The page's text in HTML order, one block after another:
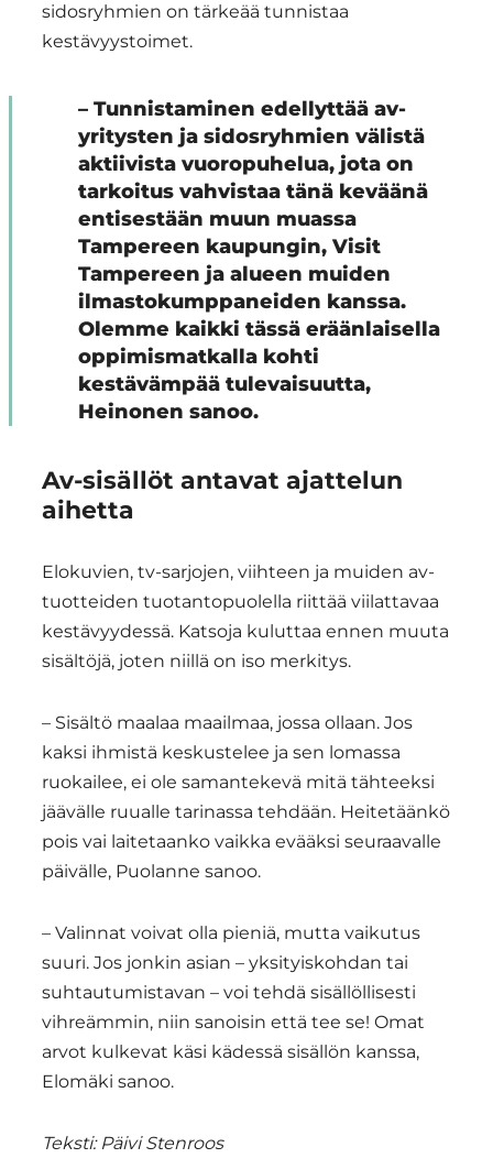
sidosryhmien on tärkeää tunnistaa
kestävyystoimet.
– Tunnistaminen edellyttää av-
yritysten ja sidosryhmien välistä
aktiivista vuoropuhelua, jota on
tarkoitus vahvistaa tänä keväänä
entisestään muun muassa
Tampereen kaupungin, Visit
Tampereen ja alueen muiden
ilmastokumppaneiden kanssa.
Olemme kaikki tässä eräänlaisella
oppimismatkalla kohti
kestävämpää tulevaisuutta,
Heinonen sanoo.
Av-sisällöt antavat ajattelun
aihetta
Elokuvien, tv-sarjojen, viihteen ja muiden av-
tuotteiden tuotantopuolella riittää viilattavaa
kestävyydessä. Katsoja kuluttaa ennen muuta
sisältöjä, joten niillä on iso merkitys.
– Sisältö maalaa maailmaa, jossa ollaan. Jos
kaksi ihmistä keskustelee ja sen lomassa
ruokailee, ei ole samantekevä mitä tähteeksi
jäävälle ruualle tarinassa tehdään. Heitetäänkö
pois vai laitetaanko vaikka evääksi seuraavalle
päivälle, Puolanne sanoo.
– Valinnat voivat olla pieniä, mutta vaikutus
suuri. Jos jonkin asian – yksityiskohdan tai
suhtautumistavan – voi tehdä sisällöllisesti
vihreämmin, niin sanoisin että tee se! Omat
arvot kulkevat käsi kädessä sisällön kanssa,
Elomäki sanoo.
Teksti: Päivi Stenroos